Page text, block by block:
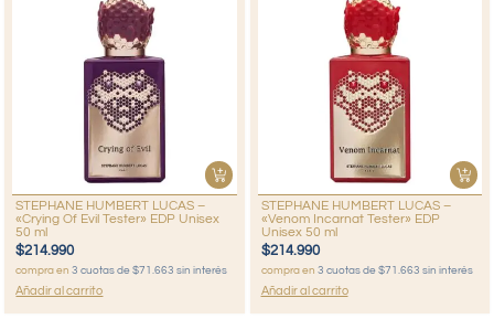
STEPHANE HUMBERT LUCAS –
«Crying Of Evil Tester» EDP Unisex
50 ml
$214.990
compra en3 cuotas de $71.663 sin interés
Añadir al carrito
STEPHANE HUMBERT LUCAS –
«Venom Incarnat Tester» EDP
Unisex 50 ml
$214.990
compra en 3 cuotas de $71.663 sin interés
Añadir al carrito